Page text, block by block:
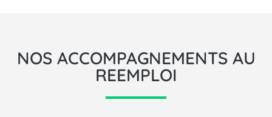
NOS ACCOMPAGNEMENTS AU
REEMPLOI